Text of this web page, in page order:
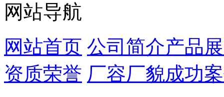
网站导航
网站首页 公司简介产品
资质荣誉 厂容厂貌成功